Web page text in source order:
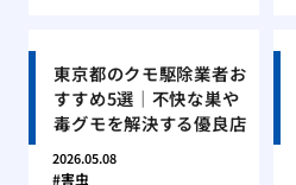
東京都のクモ駆除業者お
すすめ5選｜不快な巣や
毒グモを解決する優良店
2026.05.08
害虫